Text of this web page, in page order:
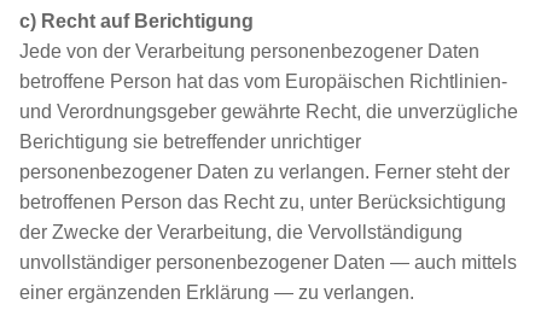
c) Recht auf Berichtigung
Jede von der Verarbeitung personenbezogener Daten
betroffene Person hat das vom Europäischen Richtlinien-
und Verordnungsgeber gewährte Recht, die unverzügliche
Berichtigung sie betreffender unrichtiger
personenbezogener Daten zu verlangen. Ferner steht der
betroffenen Person das Recht zu, unter Berücksichtigung
der Zwecke der Verarbeitung, die Vervollständigung
unvollständiger personenbezogener Daten — auch mittels
einer ergänzenden Erklärung — zu verlangen.